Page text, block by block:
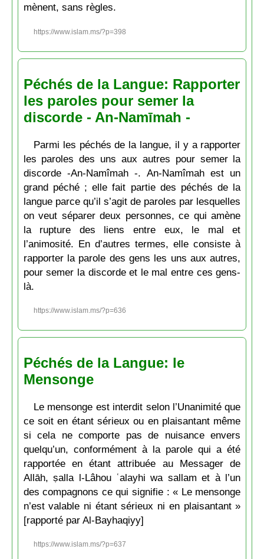
mènent, sans règles.
https://www.islam.ms/?p=398
Péchés de la Langue: Rapporter
les paroles pour semer la
discorde - An-Namīmah -
Parmi les péchés de la langue, il y a rapporter
les paroles des uns aux autres pour semer la
discorde -An-Namîmah -. An-Namîmah est un
grand péché ; elle fait partie des péchés de la
langue parce qu’il s’agit de paroles par lesquelles
on veut séparer deux personnes, ce qui amène
la rupture des liens entre eux, le mal et
l’animosité. En d’autres termes, elle consiste à
rapporter la parole des gens les uns aux autres,
pour semer la discorde et le mal entre ces gens-
là.
https://www.islam.ms/?p=636
Péchés de la Langue: le
Mensonge
Le mensonge est interdit selon l’Unanimité que
ce soit en étant sérieux ou en plaisantant même
si cela ne comporte pas de nuisance envers
quelqu’un, conformément à la parole qui a été
rapportée en étant attribuée au Messager de
Allāh, ṣalla l-Lâhou ʿalayhi wa sallam et à l’un
des compagnons ce qui signifie : « Le mensonge
n’est valable ni étant sérieux ni en plaisantant »
[rapporté par Al-Bayhaqiyy]
https://www.islam.ms/?p=637